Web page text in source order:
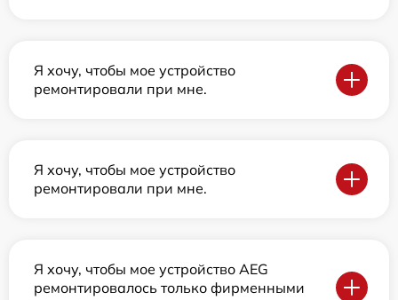
Я хочу, чтобы мое устройство
ремонтировали при мне.
Я хочу, чтобы мое устройство
ремонтировали при мне.
Я хочу, чтобы мое устройство AEG
ремонтировалось только фирменными